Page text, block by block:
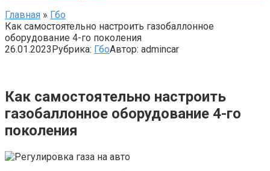
Главная » Гбо
Как самостоятельно настроить газобаллонное
оборудование 4-го поколения
26.01.2023Рубрика: ГбоАвтор: admincar
Как самостоятельно настроить
газобаллонное оборудование 4-го
поколения